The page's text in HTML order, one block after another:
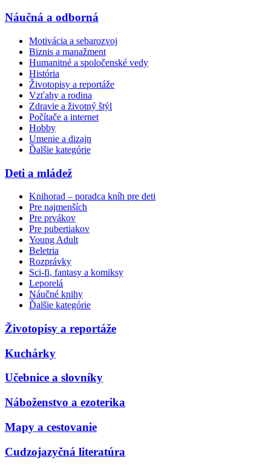
Náučná a odborná
Motivácia a sebarozvoj
Biznis a manažment
Humanitné a spoločenské vedy
História
Životopisy a reportáže
Vzťahy a rodina
Zdravie a životný štýl
Počítače a internet
Hobby
Umenie a dizajn
Ďalšie kategórie
Deti a mládež
Knihorad – poradca kníh pre deti
Pre najmenších
Pre prvákov
Pre pubertiakov
Young Adult
Beletria
Rozprávky
Sci-fi, fantasy a komiksy
Leporelá
Náučné knihy
Ďalšie kategórie
Životopisy a reportáže
Kuchárky
Učebnice a slovníky
Náboženstvo a ezoterika
Mapy a cestovanie
Cudzojazyčná literatúra